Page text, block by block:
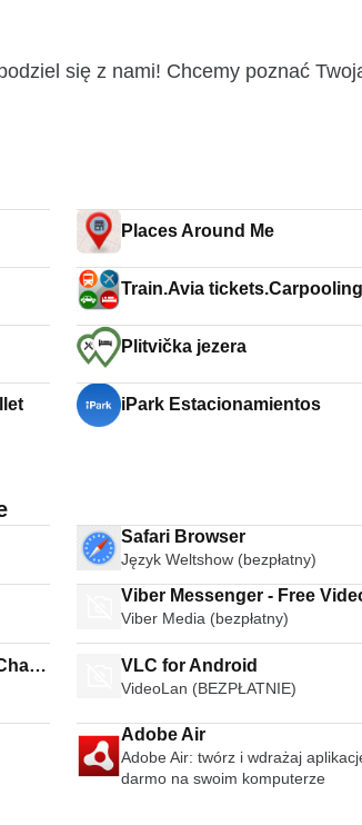
się z nami! Chcemy poznać
Places Around Me
Train.Avia tickets.Carpooling
Plitvička jezera
iPark Estacionamientos
Safari Browser
Język Weltshow (bezpłatny)
Viber Messenger - Free
Calls Group Chats
Viber Media (bezpłatny)
VLC for Android
VideoLan (BEZPŁATNIE)
Adobe Air
Adobe Air: twórz i wdrażaj
darmo na swoim komputerze